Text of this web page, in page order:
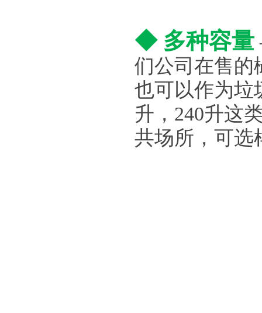
◆ 多种容量
们公司在售的
也可以作为垃
升，240升这
共场所，可选